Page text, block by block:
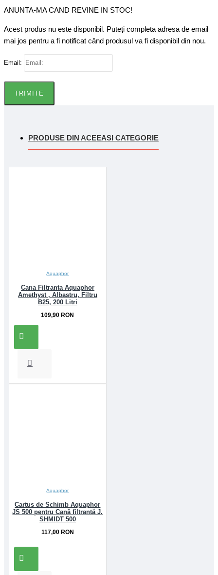
ANUNTA-MA CAND REVINE IN STOC!
Acest produs nu este disponibil. Puteți completa adresa de email
mai jos pentru a fi notificat când produsul va fi disponibil din nou.
Email:
TRIMITE
PRODUSE DIN ACEEASI CATEGORIE
Aquaphor
Cana Filtranta Aquaphor
Amethyst , Albastru, Filtru
B25, 200 Litri
109,90 RON
Aquaphor
Cartus de Schimb Aquaphor
JS 500 pentru Cană filtrantă J.
SHMIDT 500
117,00 RON